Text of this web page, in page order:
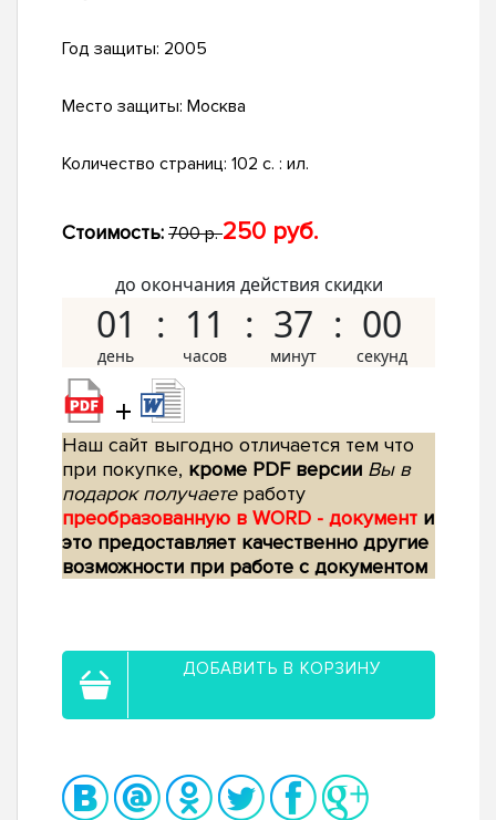
Год защиты: 2005
Место защиты: Москва
Количество страниц: 102 с. : ил.
Стоимость: 700 р.250 руб.
до окончания действия скидки
01 11 36 59
+
Наш сайт выгодно отличается тем что
при покупке, кроме PDF версии Вы в
подарок получаетеработу
преобразованную в WORD - документ и
это предоставляет качественно другие
возможности при работе с документом
ДОБАВИТЬ В КОРЗИНУ